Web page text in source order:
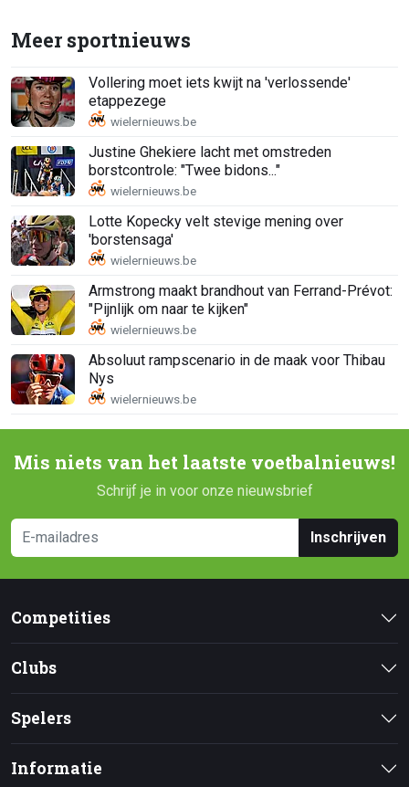
Meer sportnieuws
Vollering moet iets kwijt na 'verlossende'
etappezege
Justine Ghekiere lacht met omstreden
borstcontrole: "Twee bidons..."
Lotte Kopecky velt stevige mening over
'borstensaga'
Armstrong maakt brandhout van Ferrand-Prévot:
"Pijnlijk om naar te kijken"
Absoluut rampscenario in de maak voor Thibau
Nys
Mis niets van het laatste voetbalnieuws!
Schrijf je in voor onze nieuwsbrief
Inschrijven
Competities
Clubs
Spelers
Informatie